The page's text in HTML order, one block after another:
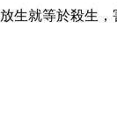
就等於殺生，